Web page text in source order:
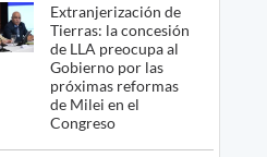
Extranjerización de
Tierras: la concesión
de LLA preocupa al
Gobierno por las
próximas reformas
de Milei en el
Congreso